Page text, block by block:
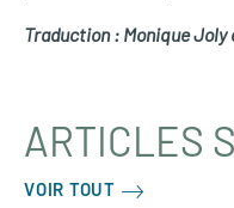
Traduction : Monique Joly
ARTICLES
VOIR TOUT